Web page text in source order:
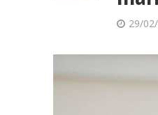
29/